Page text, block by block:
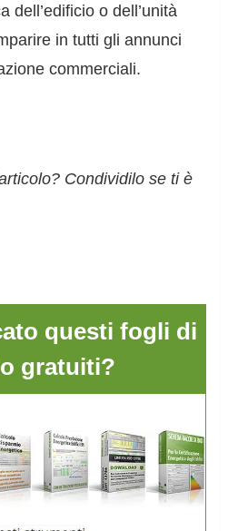
dell’edificio o dell’unità
in tutti gli annunci
commerciali.
Condividilo se ti è
questi fogli di
gratuiti?